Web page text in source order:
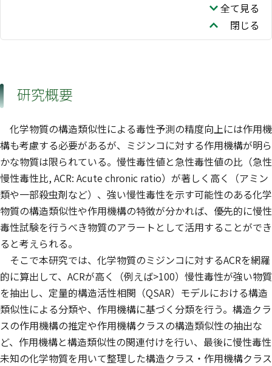
全て見る
閉じる
研究概要
化学物質の構造類似性による毒性予測の精度向上には作用機
構も考慮する必要があるが、ミジンコに対する作用機構が明ら
かな物質は限られている。慢性毒性値と急性毒性値の比（急性
慢性毒性比, ACR: Acute chronic ratio）が著しく高く（アミン
類や一部殺虫剤など）、強い慢性毒性を示す可能性のある化学
物質の構造類似性や作用機構の特徴が分かれば、優先的に慢性
毒性試験を行うべき物質のアラートとして活用することができ
ると考えられる。
そこで本研究では、化学物質のミジンコに対するACRを網羅
的に算出して、ACRが高く（例えば>100）慢性毒性が強い物質
を抽出し、定量的構造活性相関（QSAR）モデルにおける構造
類似性による分類や、作用機構に基づく分類を行う。構造クラ
スの作用機構の推定や作用機構クラスの構造類似性の抽出な
ど、作用機構と構造類似性の関連付けを行い、最後に慢性毒性
未知の化学物質を用いて整理した構造クラス・作用機構クラス